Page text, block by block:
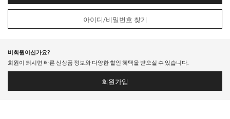
아이디/비밀번호 찾기
비회원이신가요?
회원이 되시면 빠른 신상품 정보와 다양한 할인 혜택을 받으실 수 있습니다.
회원가입